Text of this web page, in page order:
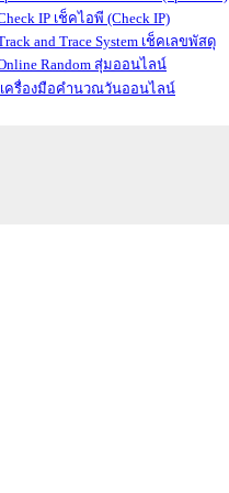
เช็คไอพี (Check IP)
เช็คเลขพัสดุ
สุ่มออนไลน์
เครื่องมือคำนวณวันออนไลน์